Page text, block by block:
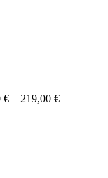
€ – 219,00 €